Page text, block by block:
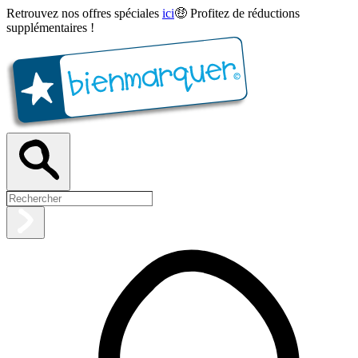
Retrouvez nos offres spéciales ici🤑 Profitez de réductions
supplémentaires !